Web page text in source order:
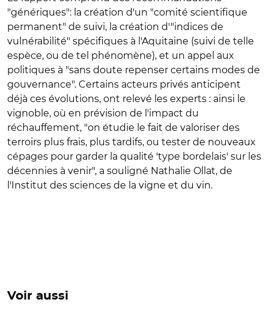
"génériques": la création d'un "comité scientifique
permanent" de suivi, la création d'"indices de
vulnérabilité" spécifiques à l'Aquitaine (suivi de telle
espèce, ou de tel phénomène), et un appel aux
politiques à "sans doute repenser certains modes de
gouvernance". Certains acteurs privés anticipent
déjà ces évolutions, ont relevé les experts : ainsi le
vignoble, où en prévision de l'impact du
réchauffement, "on étudie le fait de valoriser des
terroirs plus frais, plus tardifs, ou tester de nouveaux
cépages pour garder la qualité 'type bordelais' sur les
décennies à venir", a souligné Nathalie Ollat, de
l'Institut des sciences de la vigne et du vin.
Voir aussi